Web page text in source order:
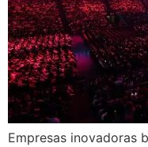
Empresas inovadoras